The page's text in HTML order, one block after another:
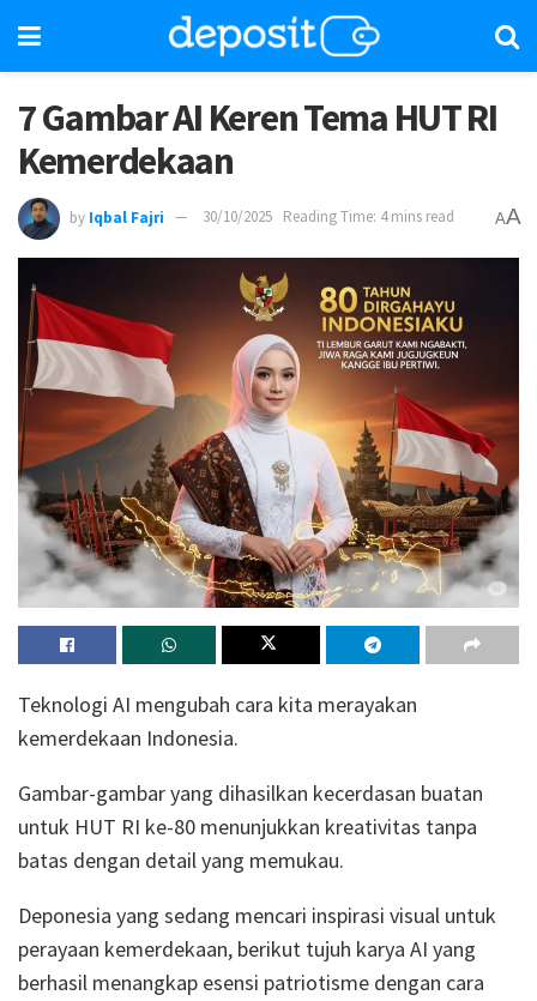
7 Gambar AI Keren Tema HUT RI
Kemerdekaan
by Iqbal Fajri 30/10/2025 Reading Time: 4 mins read AA
Teknologi AI mengubah cara kita merayakan
kemerdekaan Indonesia.
Gambar-gambar yang dihasilkan kecerdasan buatan
untuk HUT RI ke-80 menunjukkan kreativitas tanpa
batas dengan detail yang memukau.
Deponesia yang sedang mencari inspirasi visual untuk
perayaan kemerdekaan, berikut tujuh karya AI yang
berhasil menangkap esensi patriotisme dengan cara